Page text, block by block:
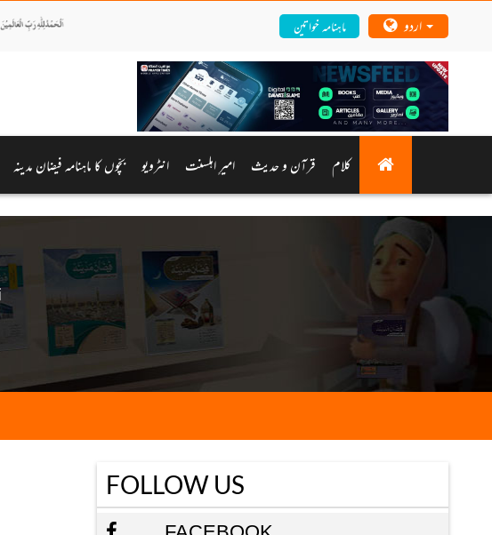
ماہنامہ خواتین
کلام قرآن و حدیث امیرِ اہلسنت انٹرویو بچّوں کا ماہنامہ فیضان مدینہ
FOLLOW US